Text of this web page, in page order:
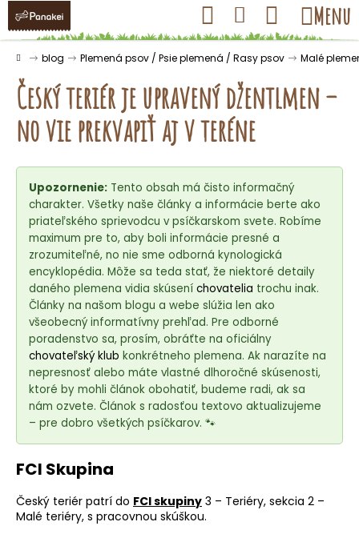
Prejsť
obsah
Hľadať Prihlásenie
Nákupný
košík
Menu
Domov
blog Plemená psov / Psie plemená / Rasy psov Malé
Český teriér je upravený džentlmen –
no vie prekvapiť aj v teréne
Upozornenie: Tento obsah má čisto informačný
charakter. Všetky naše články a informácie berte ako
priateľského sprievodcu v psíčkarskom svete. Robíme
maximum pre to, aby boli informácie presné a
zrozumiteľné, no nie sme odborná kynologická
encyklopédia. Môže sa teda stať, že niektoré detaily
daného plemena vidia skúsení chovatelia trochu inak.
Články na našom blogu a webe slúžia len ako
všeobecný informatívny prehľad. Pre odborné
poradenstvo sa, prosím, obráťte na oficiálny
chovateľský klub konkrétneho plemena. Ak narazíte na
nepresnosť alebo máte vlastné dlhoročné skúsenosti,
ktoré by mohli článok obohatiť, budeme radi, ak sa
nám ozvete. Článok s radosťou textovo aktualizujeme
– pre dobro všetkých psíčkarov. 🐾
FCI Skupina
Český teriér patrí do FCI skupiny 3 – Teriéry, sekcia 2 –
Malé teriéry, s pracovnou skúškou.
K
o Späť
Späť
o
á
j
ť